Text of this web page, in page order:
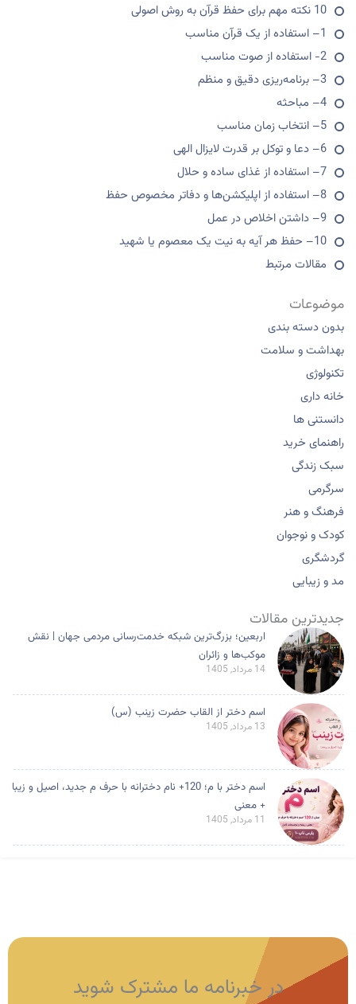
10 نکته مهم برای حفظ قرآن به روش اصولی
1– استفاده از یک قرآن مناسب
2- استفاده از صوت مناسب
3– برنامه‌ریزی دقیق و منظم
4– مباحثه
5– انتخاب زمان مناسب
6– دعا و توکل بر قدرت لایزال الهی
7– استفاده از غذای ساده و حلال
8– استفاده از اپلیکشن‌ها و دفاتر مخصوص حفظ
9– داشتن اخلاص در عمل
10– حفظ هر آیه به نیت یک معصوم یا شهید
مقالات مرتبط
موضوعات
بدون دسته بندی
بهداشت و سلامت
تکنولوژی
خانه داری
دانستنی ها
راهنمای خرید
سبک زندگی
سرگرمی
فرهنگ و هنر
کودک و نوجوان
گردشگری
مد و زیبایی
جدیدترین مقالات
اربعین؛ بزرگ‌ترین شبکه خدمت‌رسانی مردمی جهان | نقش
موکب‌ها و زائران
14 مرداد, 1405
اسم دختر از القاب حضرت زینب (س)
13 مرداد, 1405
اسم دختر با م؛ 120+ نام دخترانه با حرف م جدید، اصیل و زیبا
+ معنی
11 مرداد, 1405
در خبرنامه ما مشترک شوید